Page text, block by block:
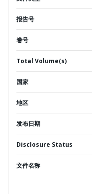
报告号
卷号
Total Volume(s)
国家
地区
发布日期
Disclosure Status
文件名称